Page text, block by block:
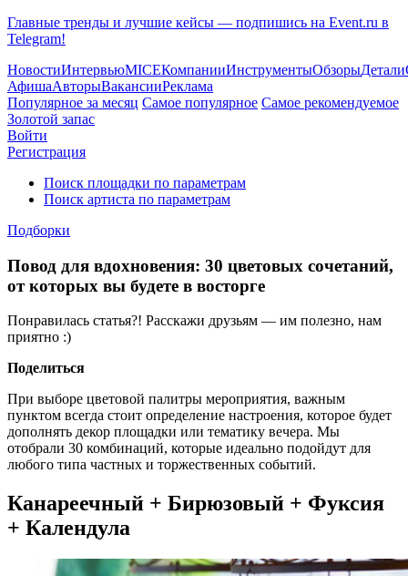
Главные тренды и лучшие кейсы — подпишись на Event.ru в
Telegram!
НовостиИнтервьюMICEКомпанииИнструментыОбзорыДетали
АфишаАвторыВакансииРеклама
Популярное за месяц Самое популярное Самое рекомендуемое
Золотой запас
Войти
Регистрация
Поиск площадки по параметрам
Поиск артиста по параметрам
Подборки
Повод для вдохновения: 30 цветовых сочетаний,
от которых вы будете в восторге
Понравилась статья?! Расскажи друзьям — им полезно, нам
приятно :)
Поделиться
При выборе цветовой палитры мероприятия, важным
пунктом всегда стоит определение настроения, которое будет
дополнять декор площадки или тематику вечера. Мы
отобрали 30 комбинаций, которые идеально подойдут для
любого типа частных и торжественных событий.
Канареечный + Бирюзовый + Фуксия
+ Календула